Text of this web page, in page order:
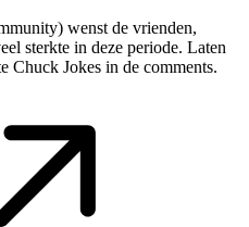
wenst de vrienden,
sterkte in deze periode. Laten
Chuck Jokes in de comments.